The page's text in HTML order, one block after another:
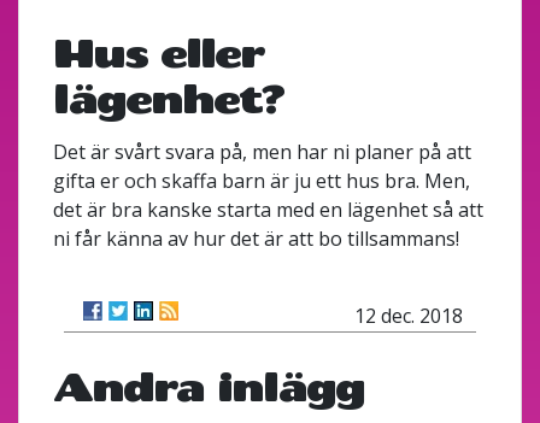
Hus eller
lägenhet?
Det är svårt svara på, men har ni planer på att
gifta er och skaffa barn är ju ett hus bra. Men,
det är bra kanske starta med en lägenhet så att
ni får känna av hur det är att bo tillsammans!
12 dec. 2018
Andra inlägg